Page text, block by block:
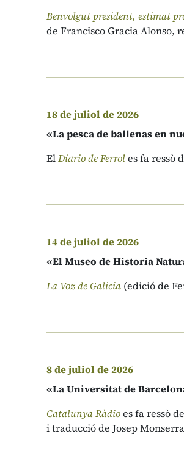
Benvolgut president, estimat
de Francisco Gracia Alonso,
18 de juliol de 2026
«La pesca de ballenas en
ElDiario de Ferroles fa ressò
14 de juliol de 2026
«El Museo de Historia
La Voz de Galicia (edició de
8 de juliol de 2026
«La Universitat de
Catalunya Ràdioes fa ressò de
i traducció de Josep